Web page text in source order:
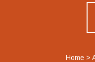
Home >